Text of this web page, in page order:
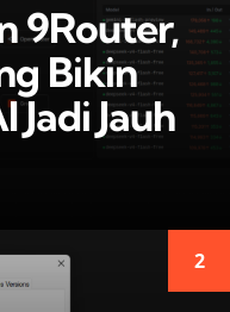
9Router,
Bikin
Jadi Jauh
2